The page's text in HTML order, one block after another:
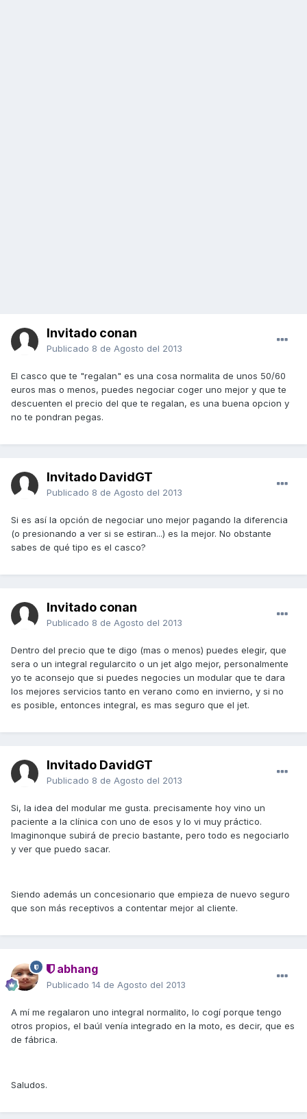
Invitado conan
Publicado 8 de Agosto del 2013
El casco que te "regalan" es una cosa normalita de unos 50/60
euros mas o menos, puedes negociar coger uno mejor y que te
descuenten el precio del que te regalan, es una buena opcion y
no te pondran pegas.
Invitado DavidGT
Publicado 8 de Agosto del 2013
Si es así la opción de negociar uno mejor pagando la diferencia
(o presionando a ver si se estiran...) es la mejor. No obstante
sabes de qué tipo es el casco?
Invitado conan
Publicado 8 de Agosto del 2013
Dentro del precio que te digo (mas o menos) puedes elegir, que
sera o un integral regularcito o un jet algo mejor, personalmente
yo te aconsejo que si puedes negocies un modular que te dara
los mejores servicios tanto en verano como en invierno, y si no
es posible, entonces integral, es mas seguro que el jet.
Invitado DavidGT
Publicado 8 de Agosto del 2013
Si, la idea del modular me gusta. precisamente hoy vino un
paciente a la clínica con uno de esos y lo vi muy práctico.
Imaginonque subirá de precio bastante, pero todo es negociarlo
y ver que puedo sacar.
Siendo además un concesionario que empieza de nuevo seguro
que son más receptivos a contentar mejor al cliente.
abhang
Publicado 14 de Agosto del 2013
A mí me regalaron uno integral normalito, lo cogí porque tengo
otros propios, el baúl venía integrado en la moto, es decir, que es
de fábrica.
Saludos.